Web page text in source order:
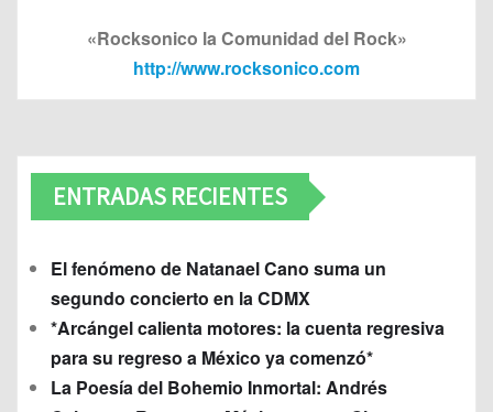
«Rocksonico la Comunidad del Rock»
http://www.rocksonico.com
ENTRADAS RECIENTES
El fenómeno de Natanael Cano suma un
segundo concierto en la CDMX
*Arcángel calienta motores: la cuenta regresiva
para su regreso a México ya comenzó*
La Poesía del Bohemio Inmortal: Andrés